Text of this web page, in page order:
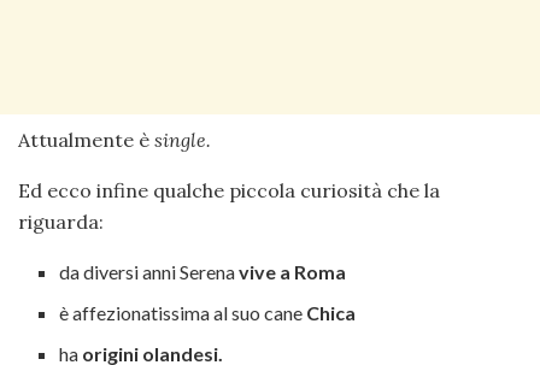
Attualmente è single.
Ed ecco infine qualche piccola curiosità che la
riguarda:
da diversi anni Serenavive a Roma
è affezionatissima al suo cane Chica
ha origini olandesi.